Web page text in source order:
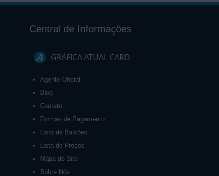
Central de Informações
GRÁFICA ATUAL CARD
Agente Oficial
Blog
Contato
Formas de Pagamento
Lista de Balcões
Lista de Preços
Mapa do Site
Sobre Nós